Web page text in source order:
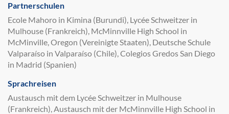
Partnerschulen
Ecole Mahoro in Kimina (Burundi), Lycée Schweitzer in
Mulhouse (Frankreich), McMinnville High School in
McMinville, Oregon (Vereinigte Staaten), Deutsche Schule
Valparaíso in Valparaíso (Chile), Colegios Gredos San Diego
in Madrid (Spanien)
Sprachreisen
Austausch mit dem Lycée Schweitzer in Mulhouse
(Frankreich), Austausch mit der McMinnville High School in